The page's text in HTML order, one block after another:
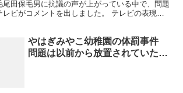
田保毛男に抗議の声が上がっている中で、問題
ビがコメントを出しました。 テレビの表現規
やはぎみやこ幼稚園の体罰事件
問題は以前から放置されていた…